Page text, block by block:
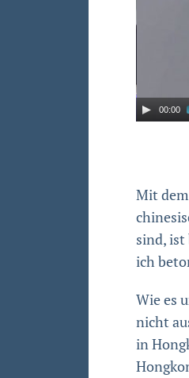
00:00
Mit
sind, ist
ich
Wie es
nicht
in